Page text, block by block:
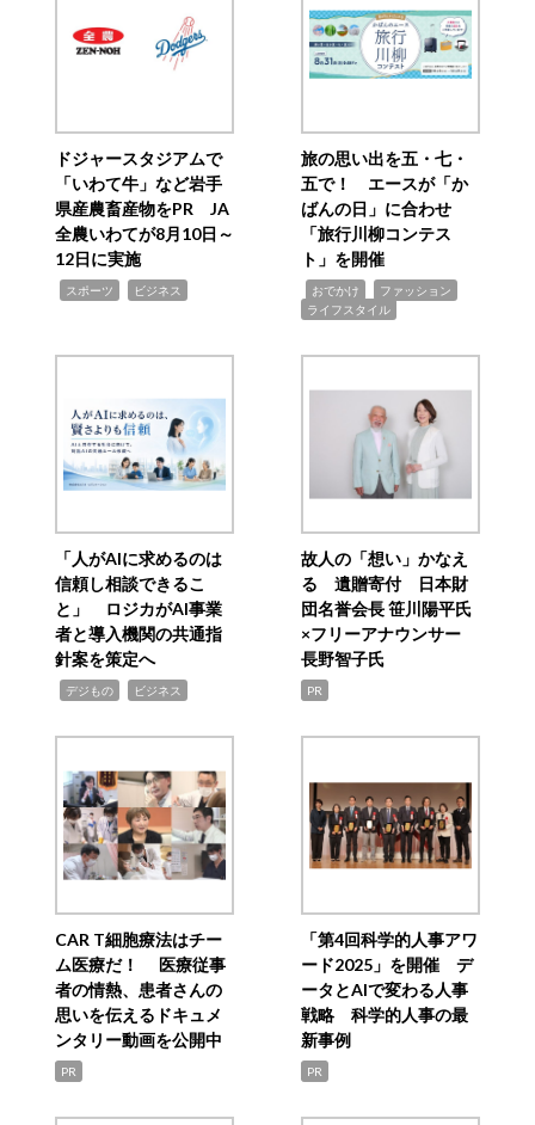
ドジャースタジアムで
「いわて牛」など岩手
県産農畜産物をPR JA
全農いわてが8月10日～
12日に実施
スポーツ ビジネス
旅の思い出を五・七・
五で！ エースが「か
ばんの日」に合わせ
「旅行川柳コンテス
ト」を開催
おでかけ ファッション
ライフスタイル
「人がAIに求めるのは
信頼し相談できるこ
と」 ロジカがAI事業
者と導入機関の共通指
針案を策定へ
デジもの ビジネス
故人の「想い」かなえ
る 遺贈寄付 日本財
団名誉会長 笹川陽平氏
×フリーアナウンサー
長野智子氏
PR
CAR T細胞療法はチー
ム医療だ！ 医療従事
者の情熱、患者さんの
思いを伝えるドキュメ
ンタリー動画を公開中
PR
「第4回科学的人事アワ
ード2025」を開催 デ
ータとAIで変わる人事
戦略 科学的人事の最
新事例
PR